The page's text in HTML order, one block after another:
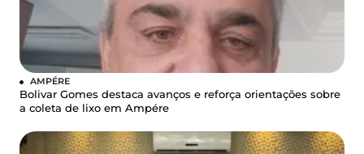
AMPÉRE
Bolivar Gomes destaca avanços e reforça orientações sobre
a coleta de lixo em Ampére